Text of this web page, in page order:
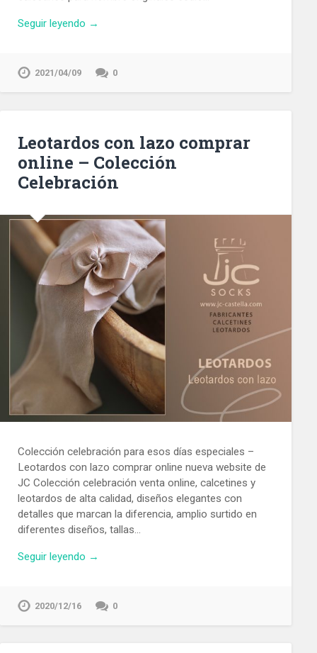
Seguir leyendo →
2021/04/09 0
Leotardos con lazo comprar
online – Colección
Celebración
Colección celebración para esos días especiales –
Leotardos con lazo comprar online nueva website de
JC Colección celebración venta online, calcetines y
leotardos de alta calidad, diseños elegantes con
detalles que marcan la diferencia, amplio surtido en
diferentes diseños, tallas…
Seguir leyendo →
2020/12/16 0